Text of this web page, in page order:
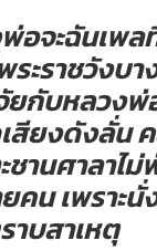
อจะฉันเพล
ะราชวังบา
กับหลวงพ่
สียงดังลั่น
ชานศาลาไ
คน เพราะ
าบสาเหตุ